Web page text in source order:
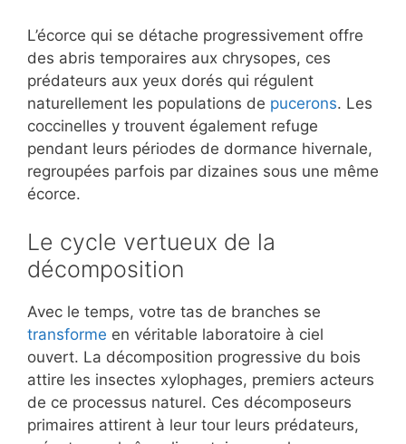
L’écorce qui se détache progressivement offre
des abris temporaires aux chrysopes, ces
prédateurs aux yeux dorés qui régulent
naturellement les populations de pucerons. Les
coccinelles y trouvent également refuge
pendant leurs périodes de dormance hivernale,
regroupées parfois par dizaines sous une même
écorce.
Le cycle vertueux de la
décomposition
Avec le temps, votre tas de branches se
transforme en véritable laboratoire à ciel
ouvert. La décomposition progressive du bois
attire les insectes xylophages, premiers acteurs
de ce processus naturel. Ces décomposeurs
primaires attirent à leur tour leurs prédateurs,